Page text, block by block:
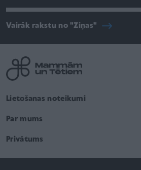
Vairāk rakstu no "Ziņas"
Lietošanas noteikumi
Par mums
Privātums